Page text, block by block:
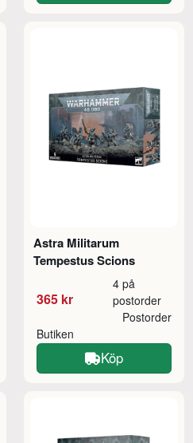
Astra Militarum
Tempestus Scions
365 kr
4 på
postorder
Butiken
Postorder
Köp